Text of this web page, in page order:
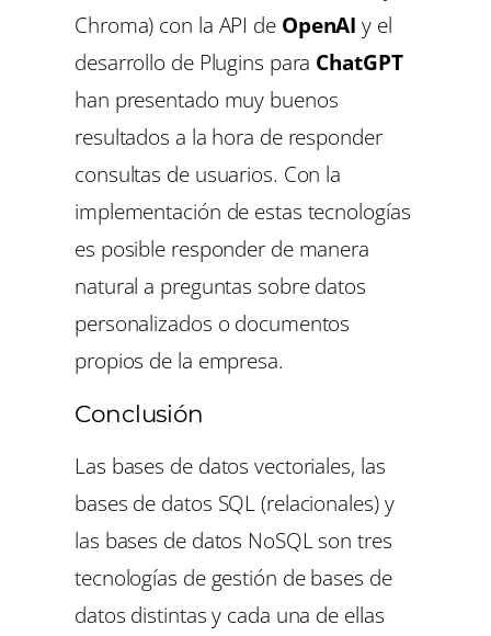
Chroma) con la API de OpenAI y el
desarrollo de Plugins para ChatGPT
han presentado muy buenos
resultados a la hora de responder
consultas de usuarios. Con la
implementación de estas tecnologías
es posible responder de manera
natural a preguntas sobre datos
personalizados o documentos
propios de la empresa.
Conclusión
Las bases de datos vectoriales, las
bases de datos SQL (relacionales) y
las bases de datos NoSQL son tres
tecnologías de gestión de bases de
datos distintas y cada una de ellas